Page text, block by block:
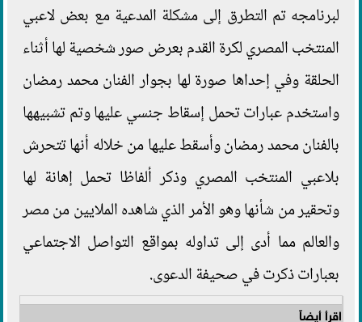
لبرنامجه تم التطرق إلى مشكلة المدعية مع بعض لاعبي
المنتخب المصري لكرة القدم بعرض صور شخصية لها أثناء
الحلقة وفي إحداها صورة لها بجوار الفنان محمد رمضان
واستخدم عبارات تحمل إسقاط جنسي عليها وتم تشبيهها
بالفنان محمد رمضان وأسقط عليها من خلاله أنها تتحرش
بلاعبي المنتخب المصري وذكر ألفاظا تحمل إهانة لها
وتحقير من شأنها وهو الأمر الذي شاهده الملايين من مصر
والعالم مما أدى إلى تداوله بمواقع التواصل الاجتماعي
بعبارات ذكرت في صحيفة الدعوى.
اقرأ أيضاً